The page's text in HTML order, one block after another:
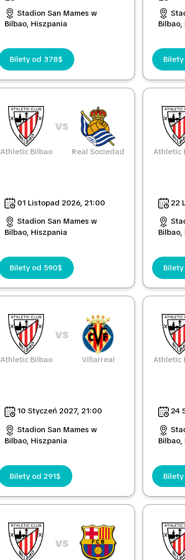
Stadion San Mames w
Bilbao, Hiszpania
Bilety od 378$
Athletic Bilbao
vs
Real Sociedad
01 Listopad 2026, 21:00
Stadion San Mames w
Bilbao, Hiszpania
Bilety od 590$
Athletic
22
Athletic Bilbao
vs
Villarreal
10 Styczeń 2027, 21:00
Stadion San Mames w
Bilbao, Hiszpania
Bilety od 291$
Athletic
24
vs